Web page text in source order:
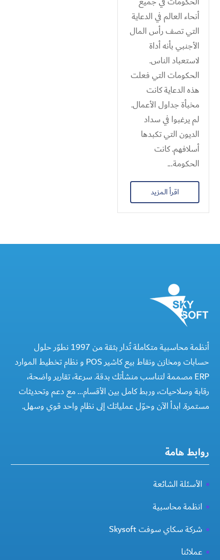
أنحاء العالم في الدعاية
التي تصف رأس المال
الأجنبي بأنه أداة
لاستعباد الناس.
الحكومات التي فعلت
هذه الدعاية كانت
مخبأة جداول الأعمال.
لم يرغبوا في سداد
الديون التي تكبدها
أسلافهم. كانت
الحكومة...
اقرأ المزيد
أنظمة محاسبية متكاملة تُدار بثقة من 1997 نطوّر حلول
حسابات ومخازن ونقاط بيع كاشير POS و نظام تخطيط الموارد
ERP مصممة لتناسب منشأتك بدقة. سرعة، تقارير واضحة،
رقابة وصلاحيات، وربط كامل بين الأقسام… مع دعم وتحديثات
مستمرة. ابدأ الآن وحوّل عملياتك إلى نظام واحد قوي وسهل.
روابط هامة
الأسئلة الشائعة
انظمة محاسبية
شركة سكاي سوفت Skysoft
عملائنا